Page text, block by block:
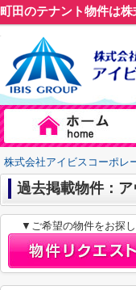
町田のテナント物件は
株式会社アイビスコーポレ
過去掲載物件：
▼ご希望の物件をお探